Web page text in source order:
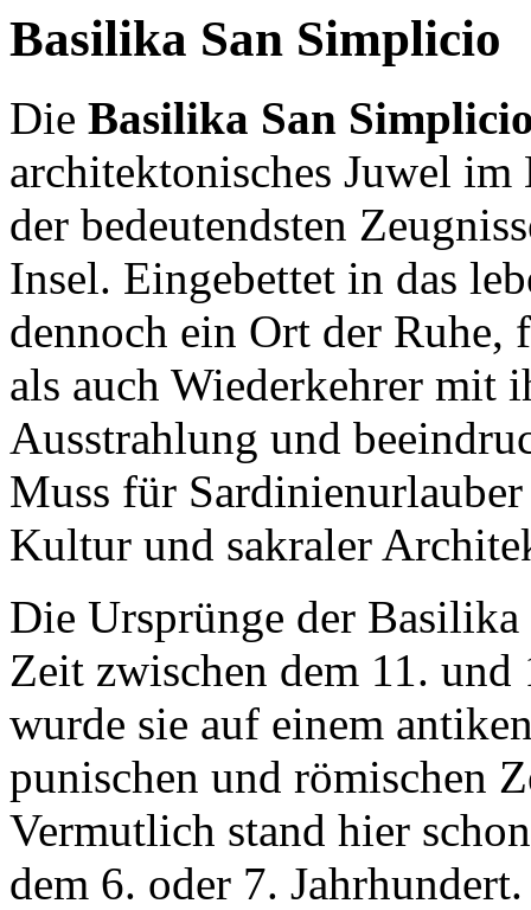
Basilika San Simplicio
Die Basilika San
architektonisches Juwel im
der bedeutendsten
Insel. Eingebettet in das
dennoch ein Ort der Ruhe,
als auch Wiederkehrer mit
Ausstrahlung und
Muss für
Kultur und sakraler
Die Ursprünge der
Zeit zwischen dem 11.
wurde sie auf einem
punischen und römischen
Vermutlich stand hier
dem 6. oder 7. Jahrhundert.